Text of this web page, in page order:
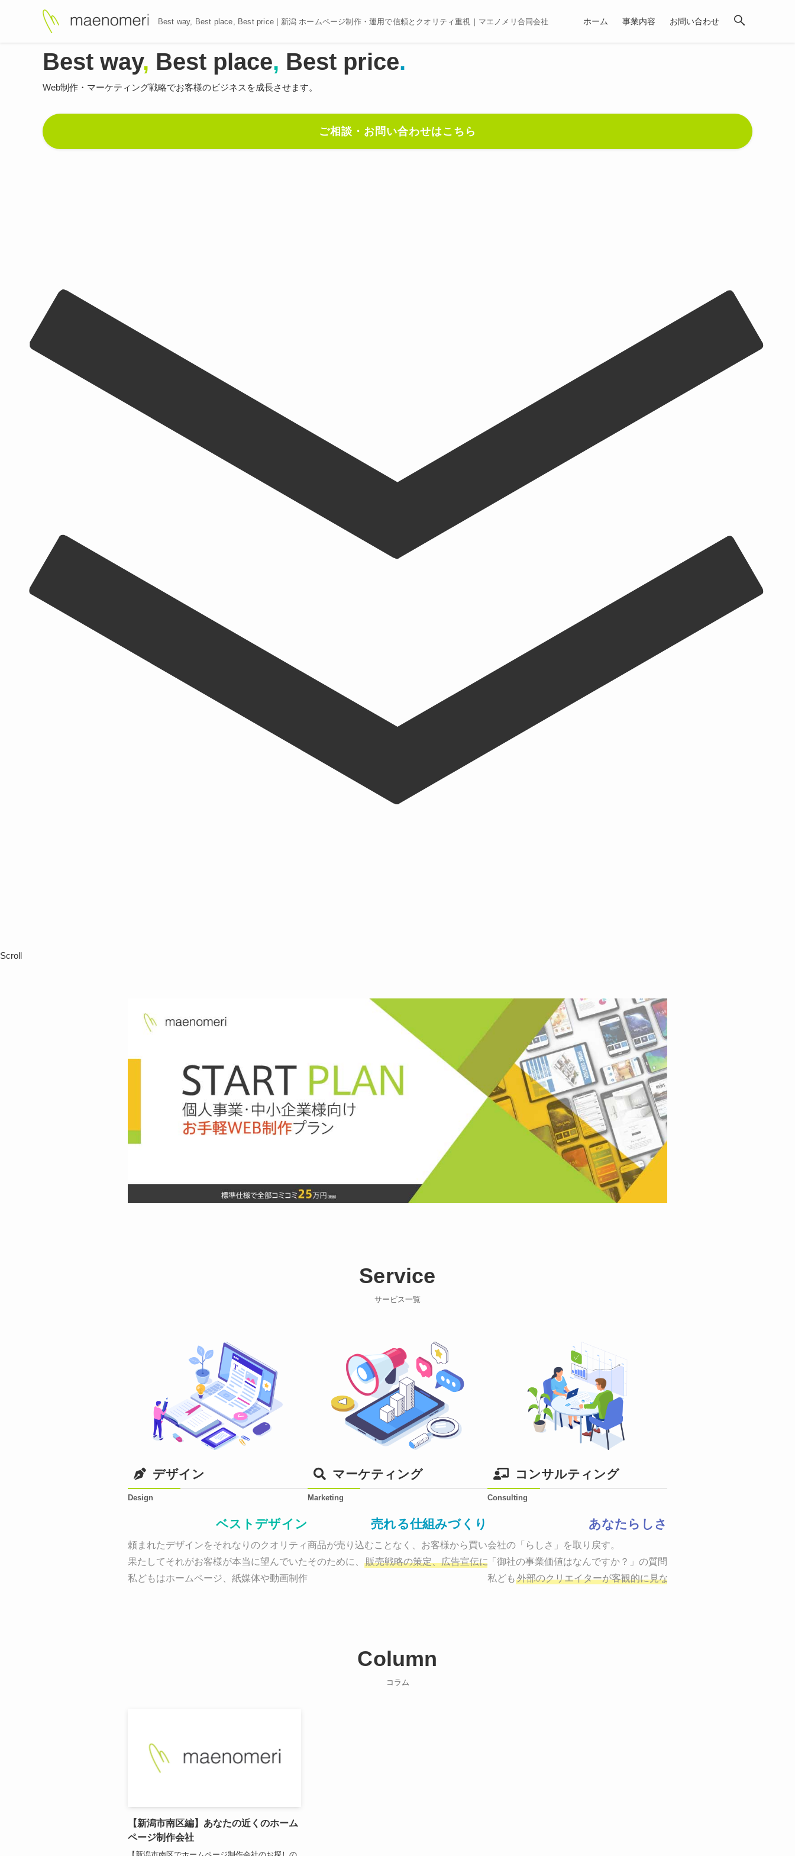
Best way, Best place, Best price | 新潟 ホームページ制作・運用で信頼とクオリティ重視｜マエノメリ合同会社 ホーム 事業内容 お問い合わせ
Best way, Best place, Best price.
Web制作・マーケティング戦略でお客様のビジネスを成長させます。
ご相談・お問い合わせはこちら
Scroll
Service
サービス一覧
デザイン
Design
ベストデザイン
頼まれたデザインをそれなりのクオリティーで作り納品する。
果たしてそれがお客様が本当に望んでいた、デザインのゴールでしょうか。
私どもはホームページ、紙媒体や動画制作まで
お客様のサービスを適した場所へ届けるために、適切な方法を企画しご提案いたします。
マーケティング
Marketing
売れる仕組みづくり
商品が売り込むことなく、お客様から買いたくなる状態をつくるために、適した場所へ適切なターゲットに向け
そのために、
販売戦略の策定、広告宣伝に効果検証までの一連のプロセスを考え実行・検証・修正
コンサルティング
Consulting
あなたらしさ
会社の「らしさ」を取り戻す。
「御社の事業価値はなんですか？」の質問に答えることはできるでしょ
私ども 外部のクリエイターが客観的に見ながら最終的な絵を描き、商
Column
コラム
【新潟市南区編】あなたの近くのホーム
ページ制作会社